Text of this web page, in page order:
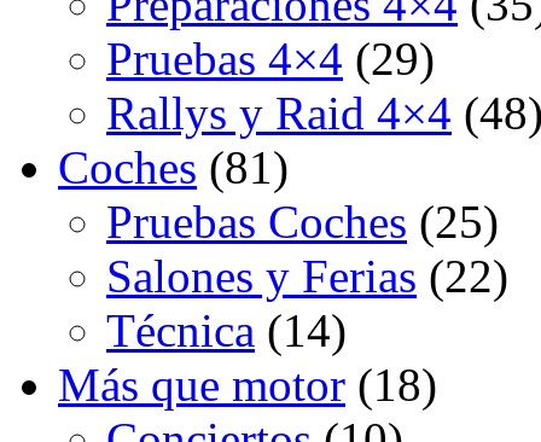
Pruebas 4×4 (29)
Rallys y Raid 4×4
Coches (81)
Pruebas Coches (25)
Salones y Ferias (22)
Técnica (14)
Más que motor (18)